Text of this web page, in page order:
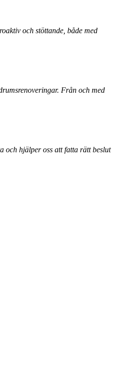
och stöttande, både med
Från och med
och hjälper oss att fatta rätt beslut